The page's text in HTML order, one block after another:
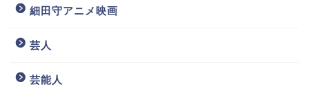
細田守アニメ映画
芸人
芸能人